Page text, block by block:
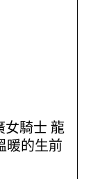
女騎士 龍
暖的生前